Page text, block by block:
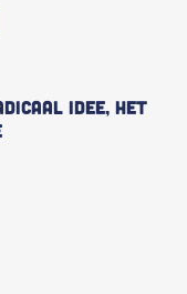
idee, het